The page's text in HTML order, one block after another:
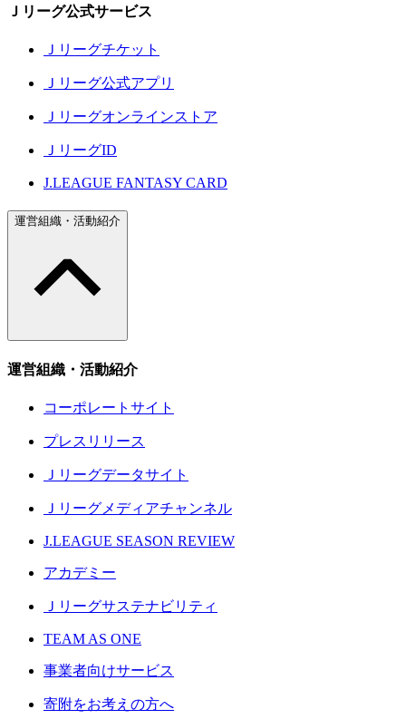
Ｊリーグ公式サービス
Ｊリーグチケット
Ｊリーグ公式アプリ
Ｊリーグオンラインストア
ＪリーグID
J.LEAGUE FANTASY CARD
運営組織・活動紹介
運営組織・活動紹介
コーポレートサイト
プレスリリース
Ｊリーグデータサイト
Ｊリーグメディアチャンネル
J.LEAGUE SEASON REVIEW
アカデミー
Ｊリーグサステナビリティ
TEAM AS ONE
事業者向けサービス
寄附をお考えの方へ